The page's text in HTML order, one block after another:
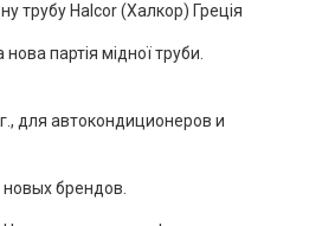
трубу Halcor (Халкор) Греція
партія мідної труби.
для автокондиционеров и
новых брендов.